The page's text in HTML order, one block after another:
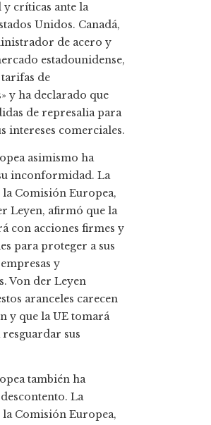
críticas ante la
Unidos. Canadá,
de acero y
estadounidense,
de
y ha declarado que
de represalia para
intereses comerciales.
asimismo ha
inconformidad. La
Comisión Europea,
Leyen, afirmó que la
con acciones firmes y
para proteger a sus
y
Von der Leyen
aranceles carecen
y que la UE tomará
sus
también ha
La
Comisión Europea,